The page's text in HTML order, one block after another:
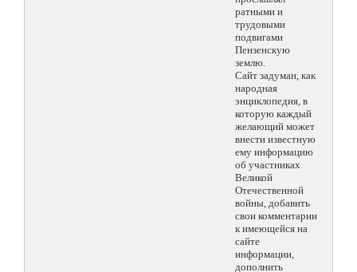
ратными и
трудовыми
подвигами
Пензенскую
землю.
Сайт задуман, как
народная
энциклопедия, в
которую каждый
желающий может
внести известную
ему информацию
об участниках
Великой
Отечественной
войны, добавить
свои комментарии
к имеющейся на
сайте
информации,
дополнить